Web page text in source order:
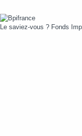
Le saviez-vous ? Fonds